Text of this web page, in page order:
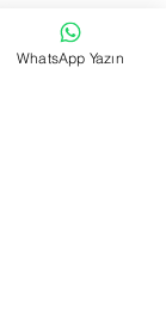
WhatsApp Yazın